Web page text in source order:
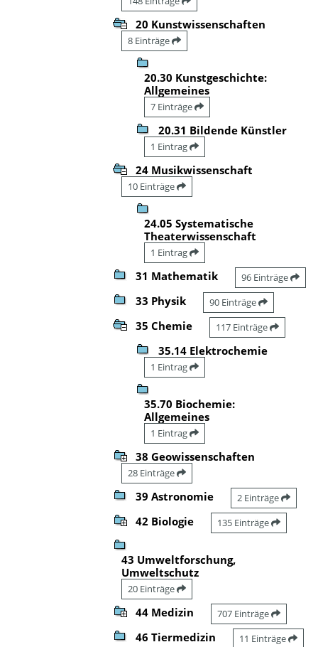
20 Kunstwissenschaften
8 Einträge
20.30 Kunstgeschichte:
Allgemeines
7 Einträge
20.31 Bildende Künstler
1 Eintrag
24 Musikwissenschaft
10 Einträge
24.05 Systematische
Theaterwissenschaft
1 Eintrag
31 Mathematik 96 Einträge
33 Physik 90 Einträge
35 Chemie 117 Einträge
35.14 Elektrochemie
1 Eintrag
35.70 Biochemie:
Allgemeines
1 Eintrag
38 Geowissenschaften
28 Einträge
39 Astronomie 2 Einträge
42 Biologie 135 Einträge
43 Umweltforschung,
Umweltschutz
20 Einträge
44 Medizin 707 Einträge
46 Tiermedizin 11 Einträge